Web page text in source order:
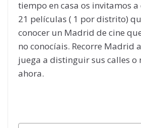
tiempo en casa os invitamos
21 películas ( 1 por distrito)
conocer un Madrid de cine
no conocíais. Recorre Madrid
juega a distinguir sus calles o
ahora.